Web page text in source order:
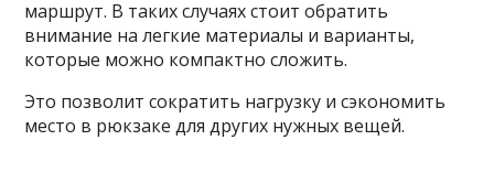
маршрут. В таких случаях стоит обратить
внимание на легкие материалы и варианты,
которые можно компактно сложить.
Это позволит сократить нагрузку и сэкономить
место в рюкзаке для других нужных вещей.